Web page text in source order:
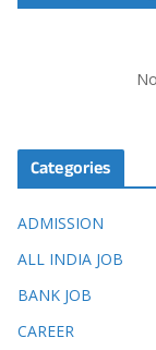
Categories
ADMISSION
ALL INDIA JOB
BANK JOB
CAREER